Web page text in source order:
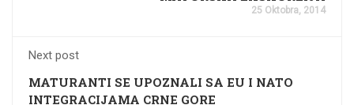
25 Oktobra, 2014
Next post
MATURANTI SE UPOZNALI SA EU I NATO
INTEGRACIJAMA CRNE GORE